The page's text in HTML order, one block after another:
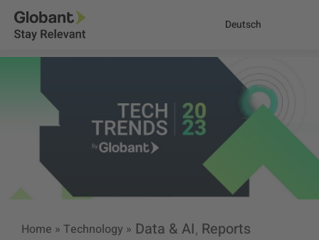
Deutsch
Home » Technology » Data & AI , Reports